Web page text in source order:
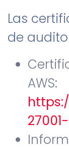
Las
de
AWS: